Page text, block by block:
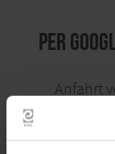
per
Anfahrt